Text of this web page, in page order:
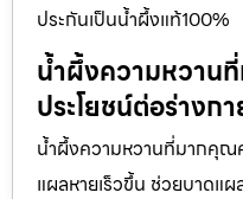
ประกันเป็นน้ำผึ้งแท้100%
น้ำผึ้งความหวาน
ประโยชน์ต่อร่างก
น้ำผึ้งความหวานที่มากคุณ
แผลหายเร็วขึ้น ช่วยบาดแ